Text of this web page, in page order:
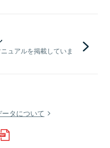
ュアルを掲載していま
タについて